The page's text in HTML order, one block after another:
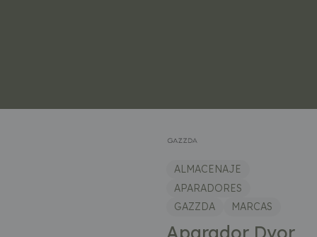
ALMACENAJE
APARADORES
GAZZDA
MARCAS
Aparador Dvor